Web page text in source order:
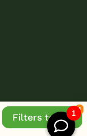
Filters tonen